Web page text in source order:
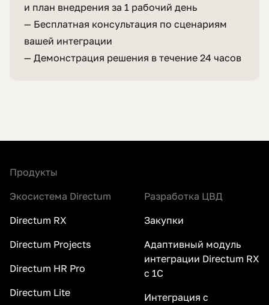
и план внедрения за 1 рабочий день
— Бесплатная консультация по сценариям
вашей интеграции
— Демонстрация решения в течение 24 часов
Продукты
Экосистема Directum
Directum RX
Directum Projects
Directum HR Pro
Directum Lite
Разработка ЦВД
Закупки
Адаптивный модуль
интеграции Directum RX
с 1С
Интеграция с